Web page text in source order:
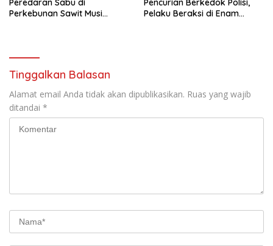
Perkebunan Sawit Musi
Pelaku Beraksi di Enam
Tinggalkan Balasan
Alamat email Anda tidak akan dipublikasikan. Ruas yang wajib
ditandai *